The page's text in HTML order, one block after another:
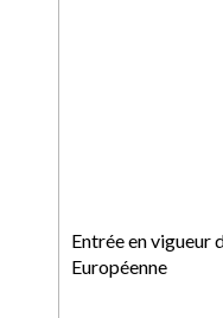
Entrée en vigueur
Européenne